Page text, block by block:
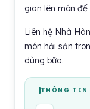
gian lên món
Liên hệ Nhà
món hải sản
dùng bữa.
THÔNG TIN